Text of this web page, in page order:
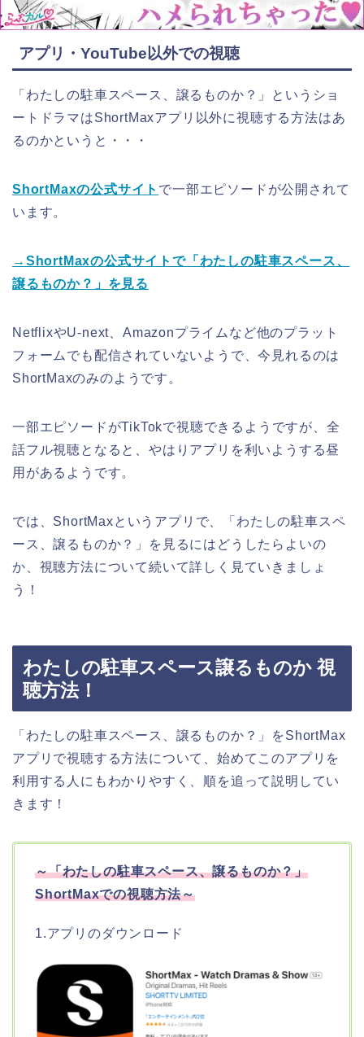
アプリ・YouTube以外での視聴
「わたしの駐車スペース、譲るものか？」というショ
ートドラマはShortMaxアプリ以外に視聴する方法はあ
るのかというと・・・
ShortMaxの公式サイト で一部エピソードが公開されて
います。
→ShortMaxの公式サイトで「わたしの駐車スペース、
譲るものか？」を見る
NetflixやU-next、Amazonプライムなど他のプラット
フォームでも配信されていないようで、今見れるのは
ShortMaxのみのようです。
一部エピソードがTikTokで視聴できるようですが、全
話フル視聴となると、やはりアプリを利いようする昼
用があるようです。
では、ShortMaxというアプリで、「わたしの駐車スペ
ース、譲るものか？」を見るにはどうしたらよいの
か、視聴方法について続いて詳しく見ていきましょ
う！
わたしの駐車スペース譲るものか 視
聴方法！
「わたしの駐車スペース、譲るものか？」をShortMax
アプリで視聴する方法について、始めてこのアプリを
利用する人にもわかりやすく、順を追って説明してい
きます！
～「わたしの駐車スペース、譲るものか？」
ShortMaxでの視聴方法～
1.アプリのダウンロード